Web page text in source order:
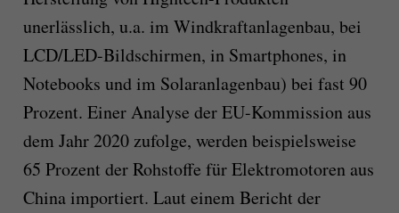
unerlässlich, u.a. im Windkraftanlagenbau, bei
LCD/LED-Bildschirmen, in Smartphones, in
Notebooks und im Solaranlagenbau) bei fast 90
Prozent. Einer Analyse der EU-Kommission aus
dem Jahr 2020 zufolge, werden beispielsweise
65 Prozent der Rohstoffe für Elektromotoren aus
China importiert. Laut einem Bericht der